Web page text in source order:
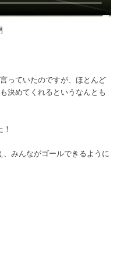
っていたのですが、ほとんど
決めてくれるというなんとも
みんながゴールできるように